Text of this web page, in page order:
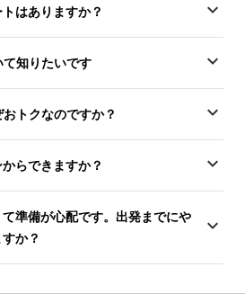
はありますか？
知りたいです
トクなのですか？
らできますか？
準備が心配です。出発までにや
か？